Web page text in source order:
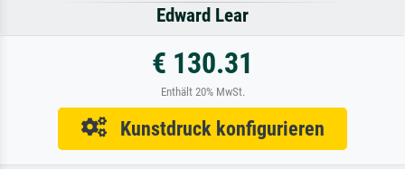
Edward Lear
€ 130.31
Enthält 20% MwSt.
Kunstdruck konfigurieren